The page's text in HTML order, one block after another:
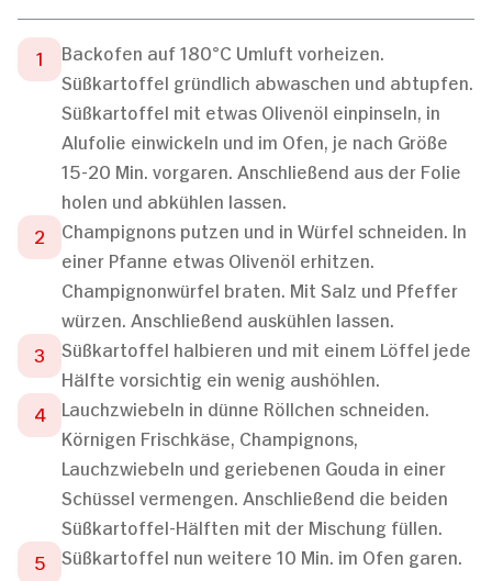
Backofen auf 180°C Umluft vorheizen.
Süßkartoffel gründlich abwaschen und abtupfen.
Süßkartoffel mit etwas Olivenöl einpinseln, in
Alufolie einwickeln und im Ofen, je nach Größe
15-20 Min. vorgaren. Anschließend aus der Folie
holen und abkühlen lassen.
Champignons putzen und in Würfel schneiden. In
einer Pfanne etwas Olivenöl erhitzen.
Champignonwürfel braten. Mit Salz und Pfeffer
würzen. Anschließend auskühlen lassen.
Süßkartoffel halbieren und mit einem Löffel jede
Hälfte vorsichtig ein wenig aushöhlen.
Lauchzwiebeln in dünne Röllchen schneiden.
Körnigen Frischkäse, Champignons,
Lauchzwiebeln und geriebenen Gouda in einer
Schüssel vermengen. Anschließend die beiden
Süßkartoffel-Hälften mit der Mischung füllen.
Süßkartoffel nun weitere 10 Min. im Ofen garen.